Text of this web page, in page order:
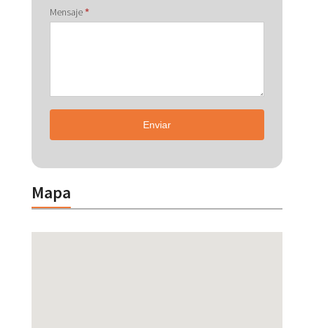
Mensaje*
Enviar
Mapa